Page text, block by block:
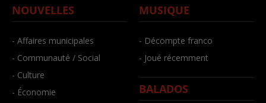
NOUVELLES
- Affaires municipales
- Communauté / Social
- Culture
- Économie
MUSIQUE
- Décompte franco
- Joué récemment
BALADOS